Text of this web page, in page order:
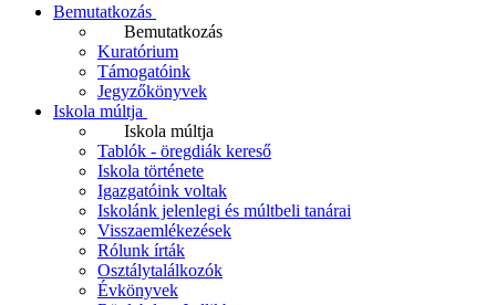
Bemutatkozás
Bemutatkozás
Kuratórium
Támogatóink
Jegyzőkönyvek
Iskola múltja
Iskola múltja
Tablók - öregdiák kereső
Iskola története
Igazgatóink voltak
Iskolánk jelenlegi és múltbeli tanárai
Visszaemlékezések
Rólunk írták
Osztálytalálkozók
Évkönyvek